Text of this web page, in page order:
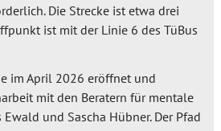
Die Strecke ist etwa drei
ist mit der Linie 6 des TüBus
im April 2026 eröffnet und
mit den Beratern für mentale
Ewald und Sascha Hübner. Der Pfad